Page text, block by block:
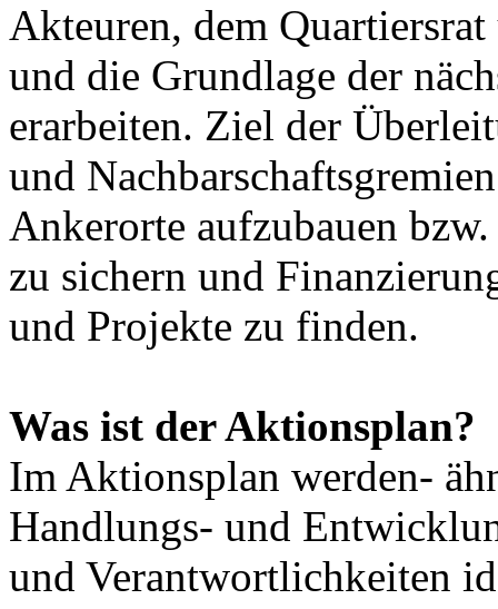
Akteuren, dem
und die Grundlage der
erarbeiten. Ziel der
und
Ankerorte aufzubauen
zu sichern und
und Projekte zu finden.
Was ist der Aktionsplan?
Im Aktionsplan werden-
Handlungs- und
und Verantwortlichkeiten